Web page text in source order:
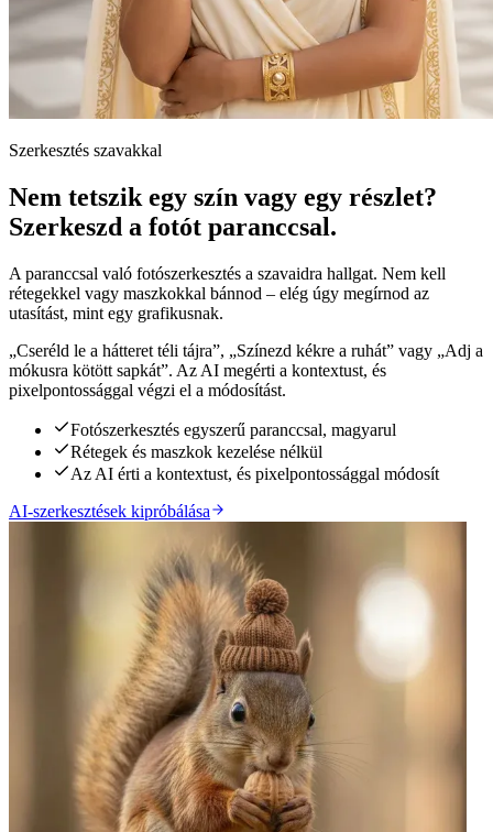
Szerkesztés szavakkal
Nem tetszik egy szín vagy egy részlet?
Szerkeszd a fotót paranccsal.
A paranccsal való fotószerkesztés a szavaidra hallgat. Nem kell
rétegekkel vagy maszkokkal bánnod – elég úgy megírnod az
utasítást, mint egy grafikusnak.
„Cseréld le a hátteret téli tájra”, „Színezd kékre a ruhát” vagy „Adj a
mókusra kötött sapkát”. Az AI megérti a kontextust, és
pixelpontossággal végzi el a módosítást.
Fotószerkesztés egyszerű paranccsal, magyarul
Rétegek és maszkok kezelése nélkül
Az AI érti a kontextust, és pixelpontossággal módosít
AI-szerkesztések kipróbálása